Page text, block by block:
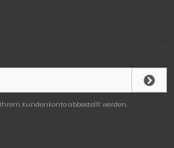
Kundenkonto abbestellt werden.